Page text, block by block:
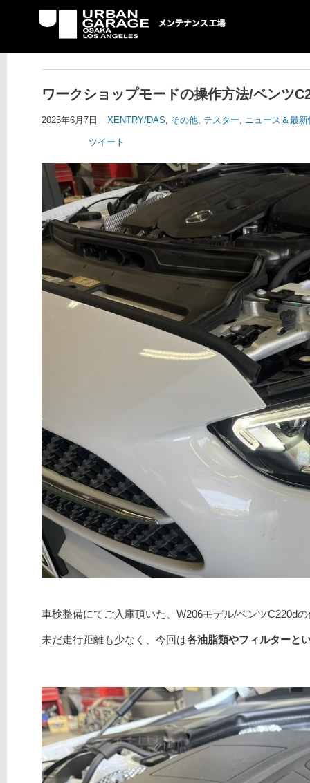
UG メンテナンス工場
ワークショップモードの操作方法/ベンツ
2025年6月7日 XENTRY/DAS, その他, テスター, ニュース＆最新
ツイート
車検整備にてご入庫頂いた、W206モデル/ベンツC220d
未だ走行距離も少なく、今回は各油脂類やフィルターと